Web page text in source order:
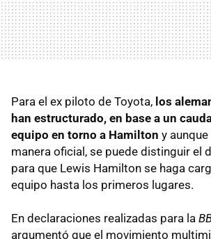
Para el ex piloto de Toyota, los
han estructurado, en base a un
equipo en torno a Hamilton y
manera oficial, se puede distinguir el
para que Lewis Hamilton se haga
equipo hasta los primeros lugares.
En declaraciones realizadas para la
argumentó que el movimiento